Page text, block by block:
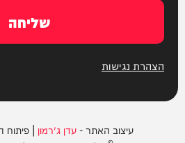
שליחה
הצהרת נגישות
עיצוב האתר -עדן ג'רמון |